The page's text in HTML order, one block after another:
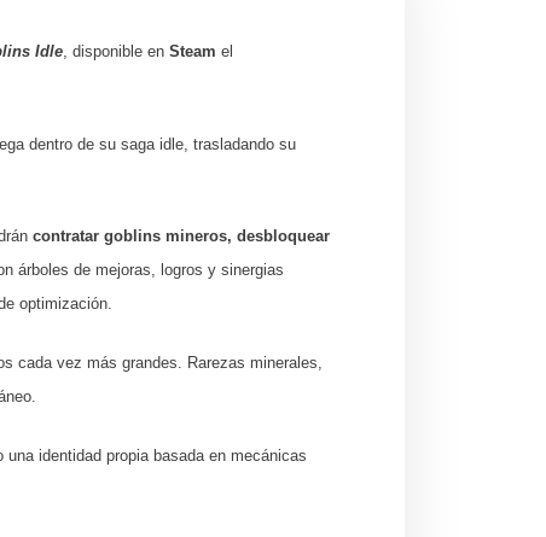
Idle , disponible enSteam el
dentro de su saga idle, trasladando su
contratar goblins mineros, desbloquear
árboles de mejoras, logros y sinergias
optimización.
cada vez más grandes. Rarezas minerales,
identidad propia basada en mecánicas